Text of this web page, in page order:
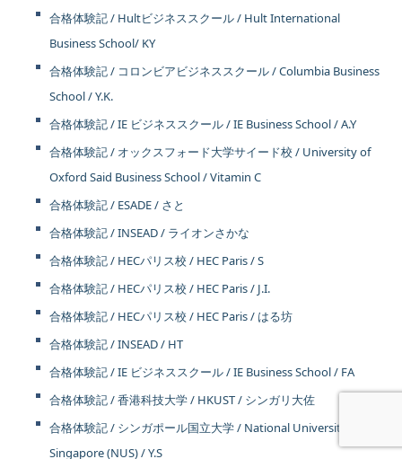
合格体験記 / Hultビジネススクール / Hult International
Business School/ KY
合格体験記 / コロンビアビジネススクール / Columbia Business
School / Y.K.
合格体験記 / IE ビジネススクール / IE Business School / A.Y
合格体験記 / オックスフォード大学サイード校 / University of
Oxford Said Business School / Vitamin C
合格体験記 / ESADE / さと
合格体験記 / INSEAD / ライオンさかな
合格体験記 / HECパリス校 / HEC Paris / S
合格体験記 / HECパリス校 / HEC Paris / J.I.
合格体験記 / HECパリス校 / HEC Paris / はる坊
合格体験記 / INSEAD / HT
合格体験記 / IE ビジネススクール / IE Business School / FA
合格体験記 / 香港科技大学 / HKUST / シンガリ大佐
合格体験記 / シンガポール国立大学 / National University of
Singapore (NUS) / Y.S